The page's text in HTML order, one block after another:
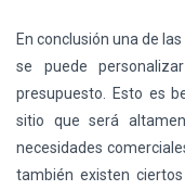
En conclusión una de
se puede
presupuesto. Esto es
sitio que será
necesidades
también existen